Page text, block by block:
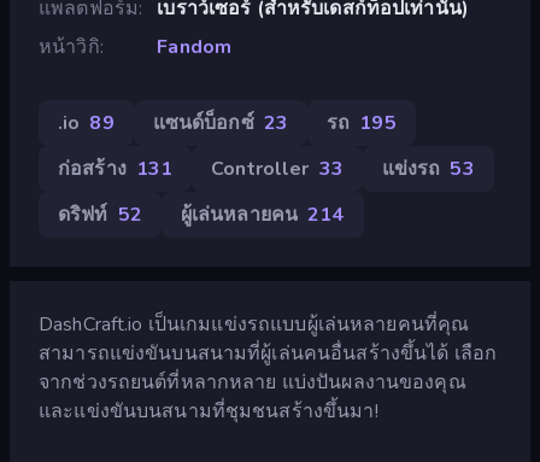
แพลตฟอร์ม
เบราว์เซอร์ (สำหรับเดสก์ท็อปเท่านั้น)
หน้าวิกิ
Fandom
.io 89 แซนด์บ็อกซ์ 23 รถ 195
ก่อสร้าง 131 Controller 33 แข่งรถ 53
ดริฟท์ 52 ผู้เล่นหลายคน 214
DashCraft.io เป็นเกมแข่งรถแบบผู้เล่นหลายคนที่คุณ
สามารถแข่งขันบนสนามที่ผู้เล่นคนอื่นสร้างขึ้นได้ เลือก
จากช่วงรถยนต์ที่หลากหลาย แบ่งปันผลงานของคุณ
และแข่งขันบนสนามที่ชุมชนสร้างขึ้นมา!